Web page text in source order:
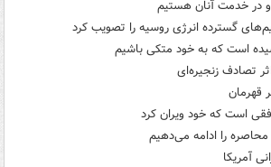
و در خدمت آنان هستیم
گسترده انرژی روسیه را تصویب کرد
است که به خود متکی باشیم
قهرمان
است که خود ویران کرد
محاصره را ادامه می‌دهیم
آمریکا